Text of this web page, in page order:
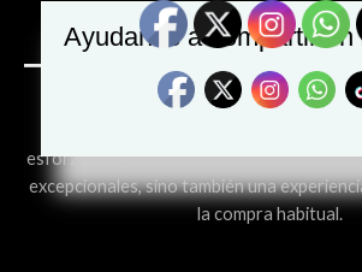
esforzamos por ofrecer a nuestros
excepcionales, sino también una
la compra habitual.
Ayudanos a compartir en